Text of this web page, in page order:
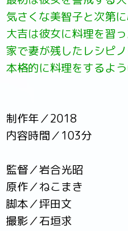
気さくな美智子と次第に
大吉は彼女に料理を習
家で妻が残したレシピノ
本格的に料理をするよ
制作年／2018
内容時間／103分
監督／岩合光昭
原作／ねこまき
脚本／坪田文
撮影／石垣求